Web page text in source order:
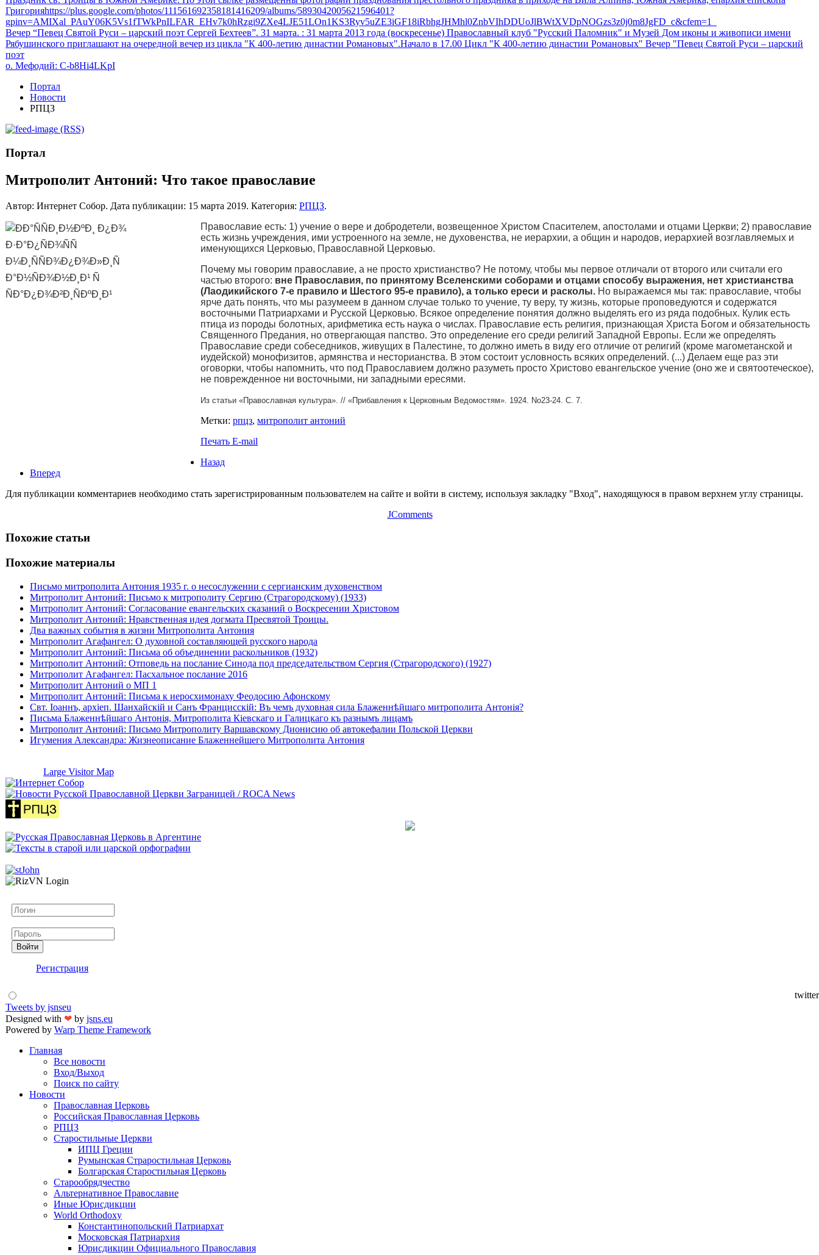
Григорияhttps://plus.google.com/photos/111561692358181416209/albums/5893042005621596401?
gpinv=AMIXal_PAuY06K5Vs1fTWkPnILFAR_EHv7k0hRzgi9ZXe4LJE51LOn1KS3Ryv5uZE3iGF18iRbhgJHMhl0ZnbVIhDDUoJlBWtXVDpNOGzs3z0j0m8JgFD_c&cfem=1
Вечер “Певец Святой Руси – царский поэт Сергей Бехтеев”. 31 марта. : 31 марта 2013 года (воскресенье) Православный клуб "Русский Паломник" и Музей Дом иконы и живописи имени
Рябушинского приглашают на очередной вечер из цикла "К 400-летию династии Романовых".Начало в 17.00 Цикл "К 400-летию династии Романовых" Вечер "Певец Святой Руси – царский
поэт
о. Мефодий: C-b8Hi4LKpI
Портал
Новости
РПЦЗ
(RSS)
Портал
Митрополит Антоний: Что такое православие
Автор: Интернет Собор. Дата публикации: 15 марта 2019. Категория: РПЦЗ.
Православие есть: 1) учение о вере и добродетели, возвещенное Христом Спасителем, апостолами и отцами Церкви; 2) православие
есть жизнь учреждения, ими устроенного на земле, не духовенства, не иерархии, а общин и народов, иерархией возглавляемых и
именующихся Церковью, Православной Церковью.
Почему мы говорим православие, а не просто христианство? Не потому, чтобы мы первое отличали от второго или считали его
частью второго: вне Православия, по принятому Вселенскими соборами и отцами способу выражения, нет христианства
(Лаодикийского 7-е правило и Шестого 95-е правило), а только ереси и расколы. Но выражаемся мы так: православие, чтобы
ярче дать понять, что мы разумеем в данном случае только то учение, ту веру, ту жизнь, которые проповедуются и содержатся
восточными Патриархами и Русской Церковью. Всякое определение понятия должно выделять его из ряда подобных. Кулик есть
птица из породы болотных, арифметика есть наука о числах. Православие есть религия, признающая Христа Богом и обязательность
Священного Предания, но отвергающая папство. Это определение его среди религий Западной Европы. Если же определять
Православие среди собеседников, живущих в Палестине, то должно иметь в виду его отличие от религий (кроме магометанской и
иудейской) монофизитов, армянства и несторианства. В этом состоит условность всяких определений. (...) Делаем еще раз эти
оговорки, чтобы напомнить, что под Православием должно разуметь просто Христово евангельское учение (оно же и святоотеческое),
не поврежденное ни восточными, ни западными ересями.
Из статьи «Православная культура». // «Прибавления к Церковным Ведомостям». 1924. No23-24. C. 7.
Метки: рпцз, митрополит антоний
Печать E-mail
Назад
Вперед
Для публикации комментариев необходимо стать зарегистрированным пользователем на сайте и войти в систему, используя закладку "Вход", находящуюся в правом верхнем углу страницы.
JComments
Похожие статьи
Похожие материалы
Письмо митрополита Антония 1935 г. о несослужении с сергианским духовенством
Митрополит Антоний: Письмо к митрополиту Сергию (Страгородскому) (1933)
Митрополит Антоний: Согласование евангельских сказаний о Воскресении Христовом
Митрополит Антоний: Нравственная идея догмата Пресвятой Троицы.
Два важных события в жизни Митрополита Антония
Митрополит Агафангел: О духовной составляющей русского народа
Митрополит Антоний: Письма об объединении раскольников (1932)
Митрополит Антоний: Отповедь на послание Синода под председательством Сергия (Страгородского) (1927)
Митрополит Агафангел: Пасхальное послание 2016
Митрополит Антоний о МП 1
Митрополит Антоний: Письма к иеросхимонаху Феодосию Афонскому
Свт. Іоаннъ, архіеп. Шанхайскій и Санъ Францисскій: Въ чемъ духовная сила Блаженнѣйшаго митрополита Антонія?
Письма Блаженнѣйшаго Антонія, Митрополита Кіевскаго и Галицкаго къ разнымъ лицамъ
Митрополит Антоний: Письмо Митрополиту Варшавскому Дионисию об автокефалии Польской Церкви
Игумения Александра: Жизнеописание Блаженнейшего Митрополита Антония
Large Visitor Map
Войти
Регистрация
twitter
Tweets by jsnseu
Designed with ❤ by jsns.eu
Powered by Warp Theme Framework
Главная
Все новости
Вход/Выход
Поиск по сайту
Новости
Православная Церковь
Российская Православная Церковь
РПЦЗ
Старостильные Церкви
ИПЦ Греции
Румынская Страростильная Церковь
Болгарская Старостильная Церковь
Старообрядчество
Альтернативное Православие
Иные Юрисдикции
World Orthodoxy
Константинопольский Патриархат
Московская Патриархия
Юрисдикции Официального Православия